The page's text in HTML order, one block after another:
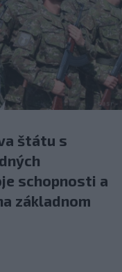
štátu s
schopnosti a
základnom